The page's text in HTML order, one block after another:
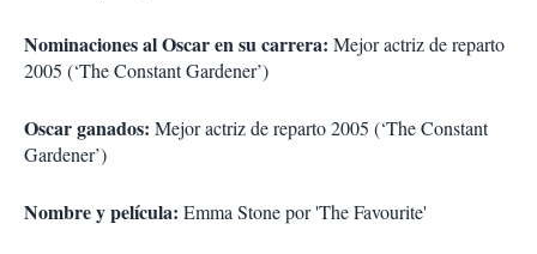
Nominaciones al Oscar en su carrera: Mejor actriz de reparto
2005 (‘The Constant Gardener’)
Oscar ganados: Mejor actriz de reparto 2005 (‘The Constant
Gardener’)
Nombre y película: Emma Stone por 'The Favourite'